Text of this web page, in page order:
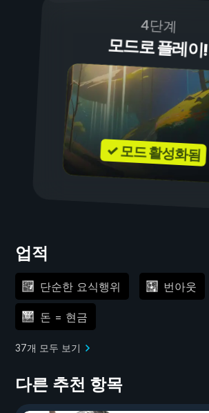
4단계
모드로 플레이!
✓ 모드 활성화됨
업적
단순한 요식행위 번아웃
돈 = 현금
37개 모두 보기
다른 추천 항목